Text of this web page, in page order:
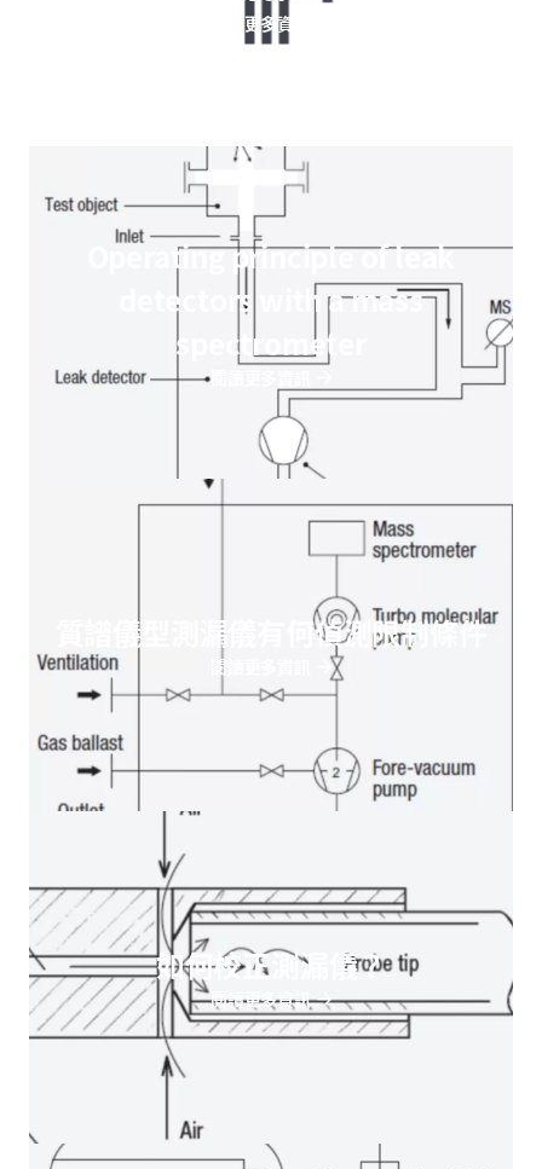
閱讀更多資訊
Operating principle of leak
detectors with a mass
spectrometer
閱讀更多資訊
質譜儀型測漏儀有何偵測限制條件
閱讀更多資訊
如何校正測漏儀？
閱讀更多資訊